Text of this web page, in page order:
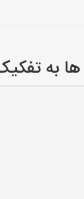
ها به